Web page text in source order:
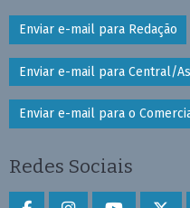
Enviar e-mail para Redação
Enviar e-mail para Central/
Enviar e-mail para o
Redes Sociais